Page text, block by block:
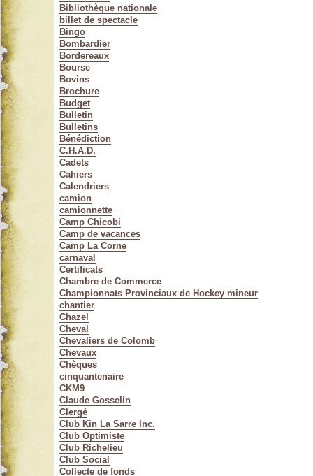
Bibliothèque nationale
billet de spectacle
Bingo
Bombardier
Bordereaux
Bourse
Bovins
Brochure
Budget
Bulletin
Bulletins
Bénédiction
C.H.A.D.
Cadets
Cahiers
Calendriers
camion
camionnette
Camp Chicobi
Camp de vacances
Camp La Corne
carnaval
Certificats
Chambre de Commerce
Championnats Provinciaux de Hockey mineur
chantier
Chazel
Cheval
Chevaliers de Colomb
Chevaux
Chèques
cinquantenaire
CKM9
Claude Gosselin
Clergé
Club Kin La Sarre Inc.
Club Optimiste
Club Richelieu
Club Social
Collecte de fonds